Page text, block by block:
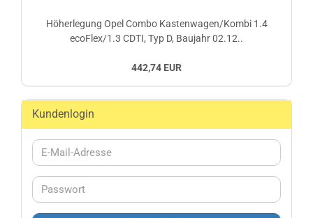
Höherlegung Opel Combo Kastenwagen/Kombi 1.4
ecoFlex/1.3 CDTI, Typ D, Baujahr 02.12..
442,74 EUR
Kundenlogin
E-
Mail-
Passwort